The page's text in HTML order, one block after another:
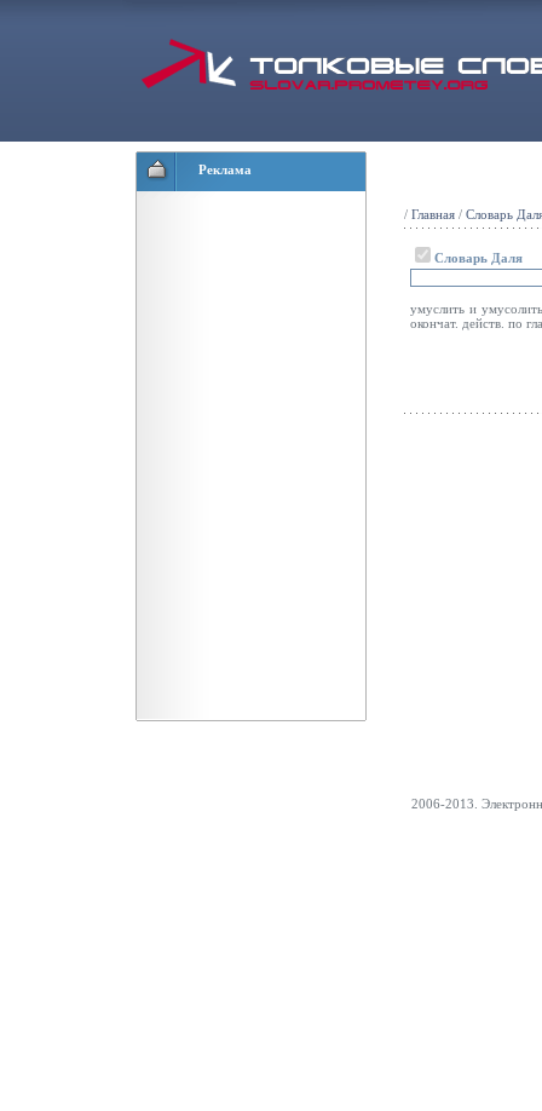
Реклама
/ Главная / Словарь
Словарь Даля
умуслить и
окончат. действ. по
2006-2013.